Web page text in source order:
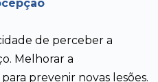
de perceber a
Melhorar a
prevenir novas lesões.